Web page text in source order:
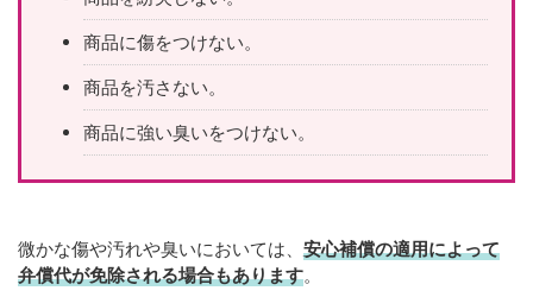
商品に傷をつけない。
商品を汚さない。
商品に強い臭いをつけない。
微かな傷や汚れや臭いにおいては、 安心補償の適用によって
弁償代が免除される場合もあります。